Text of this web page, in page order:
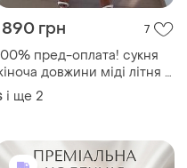
грн 7
пред-оплата! сукня
довжини міді літня з
рукавом-
дизайнерське,
і ще 2